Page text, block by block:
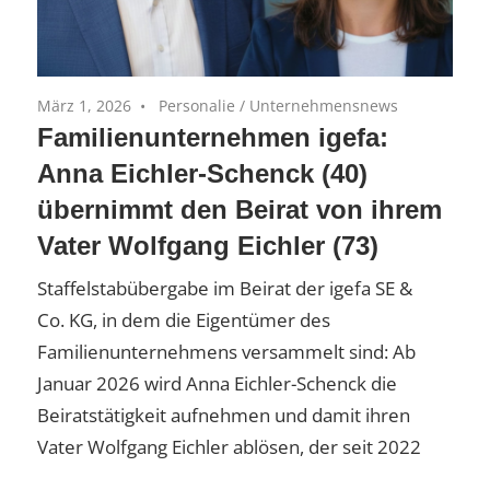
März 1, 2026 Personalie / Unternehmensnews
Familienunternehmen igefa:
Anna Eichler-Schenck (40)
übernimmt den Beirat von ihrem
Vater Wolfgang Eichler (73)
Staffelstabübergabe im Beirat der igefa SE &
Co. KG, in dem die Eigentümer des
Familienunternehmens versammelt sind: Ab
Januar 2026 wird Anna Eichler-Schenck die
Beiratstätigkeit aufnehmen und damit ihren
Vater Wolfgang Eichler ablösen, der seit 2022